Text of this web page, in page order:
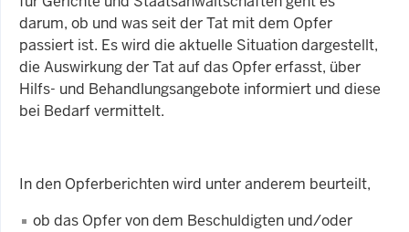
darum, ob und was seit der Tat mit dem Opfer
passiert ist. Es wird die aktuelle Situation dargestellt,
die Auswirkung der Tat auf das Opfer erfasst, über
Hilfs- und Behandlungsangebote informiert und diese
bei Bedarf vermittelt.
In den Opferberichten wird unter anderem beurteilt,
ob das Opfer von dem Beschuldigten und/oder